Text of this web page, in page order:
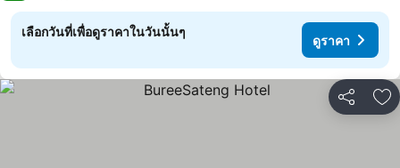
เลือกวันที่เพื่อดูราคาในวันนั้นๆ
ดูราคา
แชร์ เ